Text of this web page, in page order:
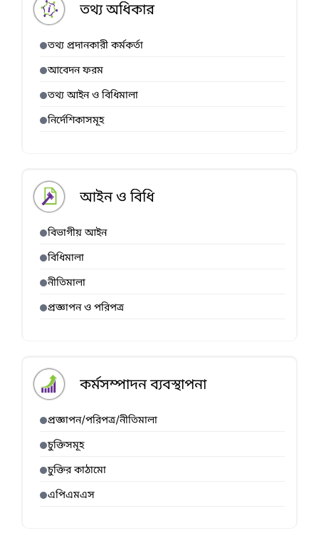
তথ্য অধিকার
তথ্য প্রদানকারী কর্মকর্তা
আবেদন ফরম
তথ্য আইন ও বিধিমালা
নির্দেশিকাসমূহ
আইন ও বিধি
বিভাগীয় আইন
বিধিমালা
নীতিমালা
প্রজ্ঞাপন ও পরিপত্র
কর্মসম্পাদন ব্যবস্থাপনা
প্রজ্ঞাপন/পরিপত্র/নীতিমালা
চুক্তিসমূহ
চুক্তির কাঠামো
এপিএমএস